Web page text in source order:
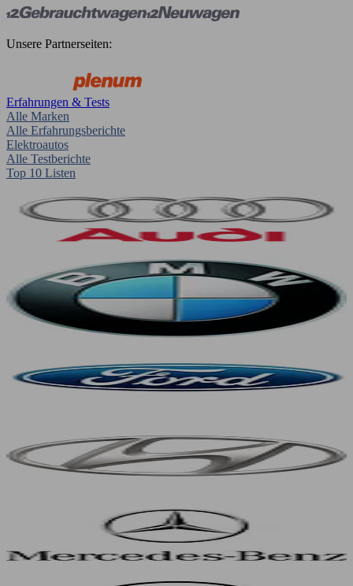
Unsere Partnerseiten:
Erfahrungen & Tests
Alle Marken
Alle Erfahrungsberichte
Elektroautos
Alle Testberichte
Top 10 Listen